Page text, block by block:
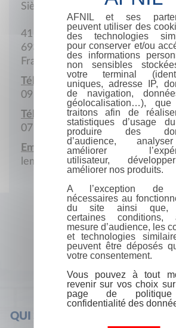
Siège social
41 Quai Jean-Jacques-Rousseau
69350 La Mulatière
France
Téléphone :
09 84 50 66 22
Téléphone portable :
07 69 42 52 78
Email :
lemose2006@yahoo.fr
QUI SOMMES-NOUS ? FOIRE
AFNIL et ses
peuvent utiliser des
des technologies
pour conserver et/ou
des informations
non sensibles
votre terminal
uniques, adresse IP,
de navigation,
géolocalisation…), que
traitons afin de
statistiques d’usage
produire des
d’audience,
améliorer
utilisateur,
améliorer nos produits.
A l’exception de
nécessaires au
du site ainsi que,
certaines
mesure d’audience, les
et technologies
peuvent être déposés
votre consentement.
Vous pouvez à tout
revenir sur vos choix
page de
confidentialité des